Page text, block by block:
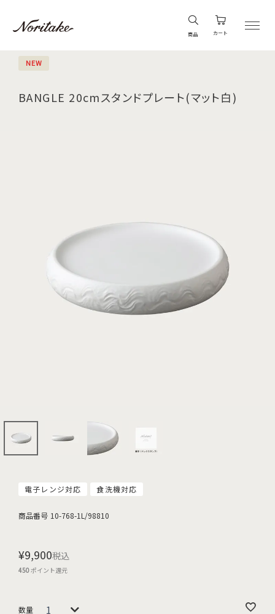
商品 カート
NEW
BANGLE 20cmスタンドプレート(マット白)
電子レンジ対応 食洗機対応
商品番号 10-768-1L/98810
¥9,900税込
450ポイント還元